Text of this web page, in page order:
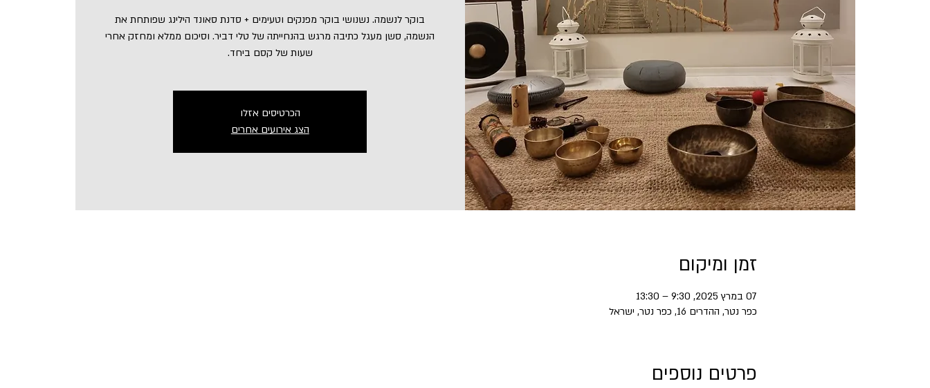
בוקר לנשמה. נשנושי בוקר מפנקים וטעימים + סדנת סאונד הילינג שפותחת את
הנשמה, סשן מעגל כתיבה מרגש בהנחייתה של טלי דביר. וסיכום ממלא ומחזק אחרי
שעות של קסם ביחד.
הכרטיסים אזלו
הצג אירועים אחרים
זמן ומיקום
07 במרץ 2025, 9:30 – 13:30
כפר נטר, ההדרים 16, כפר נטר, ישראל
פרטים נוספים